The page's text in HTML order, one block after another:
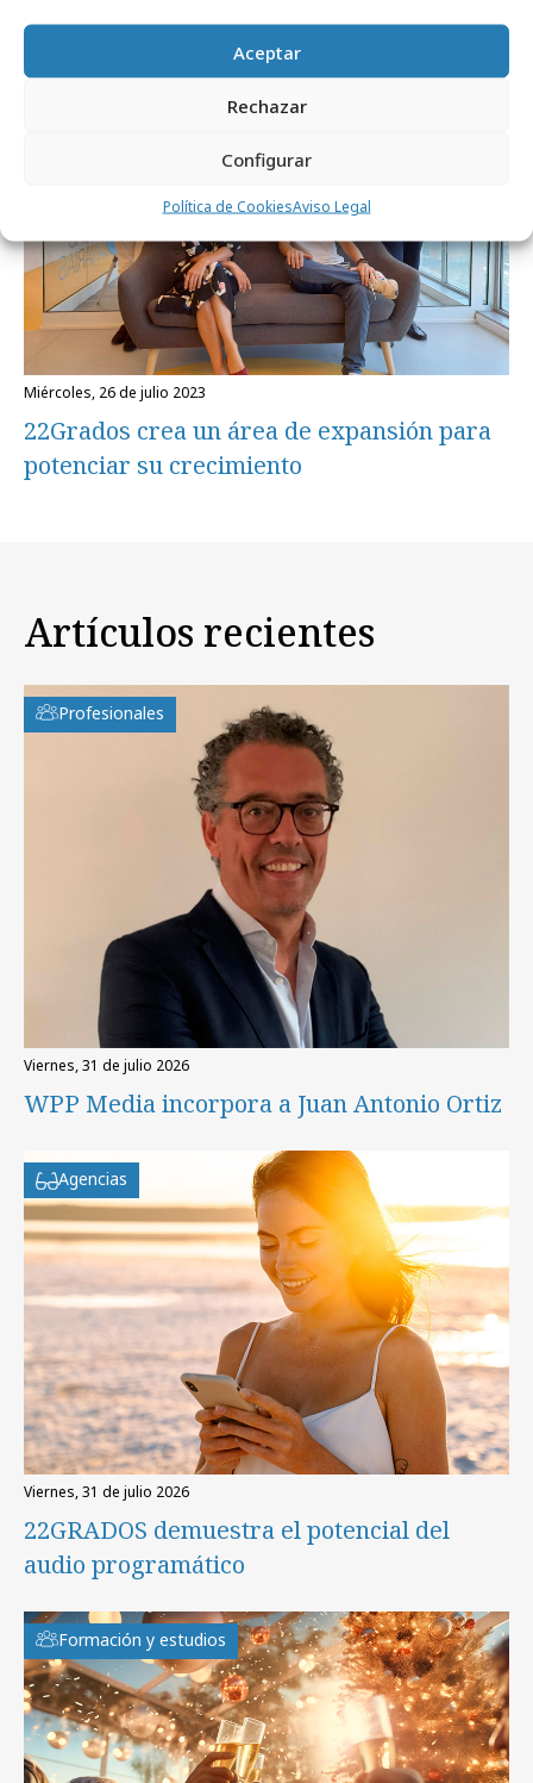
Aceptar
Rechazar
Configurar
Política de CookiesAviso Legal
Agencias
miércoles, 26 de julio 2023
22Grados crea un área de expansión para
potenciar su crecimiento
Artículos recientes
Profesionales
viernes, 31 de julio 2026
WPP Media incorpora a Juan Antonio Ortiz
Agencias
viernes, 31 de julio 2026
22GRADOS demuestra el potencial del
audio programático
Formación y estudios